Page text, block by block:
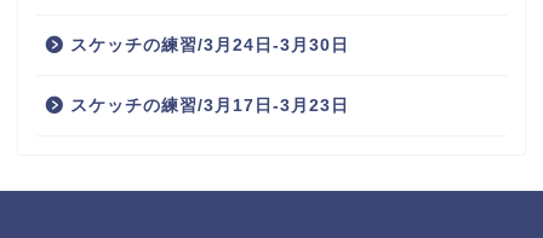
スケッチの練習/3月24日-3月30日
スケッチの練習/3月17日-3月23日